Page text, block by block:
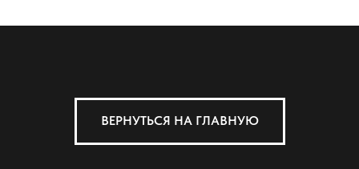
ВЕРНУТЬСЯ НА ГЛАВНУЮ